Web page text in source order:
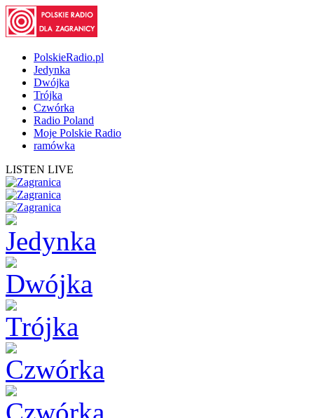
PolskieRadio.pl
Jedynka
Dwójka
Trójka
Czwórka
Radio Poland
Moje Polskie Radio
ramówka
LISTEN LIVE